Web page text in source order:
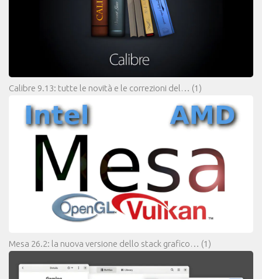
Calibre 9.13: tutte le novità e le correzioni del… (1)
Mesa 26.2: la nuova versione dello stack grafico… (1)